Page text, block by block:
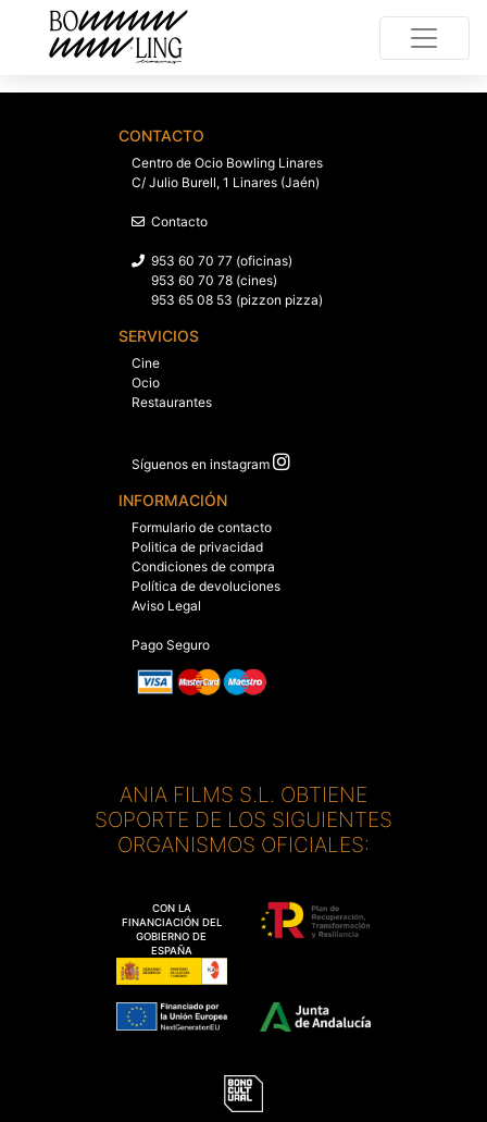
CONTACTO
Centro de Ocio Bowling Linares
C/ Julio Burell, 1 Linares (Jaén)
Contacto
953 60 70 77 (oficinas)
953 60 70 78 (cines)
953 65 08 53 (pizzon pizza)
SERVICIOS
Cine
Ocio
Restaurantes
Síguenos en instagram
INFORMACIÓN
Formulario de contacto
Politica de privacidad
Condiciones de compra
Política de devoluciones
Aviso Legal
Pago Seguro
ANIA FILMS S.L. OBTIENE
SOPORTE DE LOS SIGUIENTES
ORGANISMOS OFICIALES:
CON LA
FINANCIACIÓN DEL
GOBIERNO DE
ESPAÑA